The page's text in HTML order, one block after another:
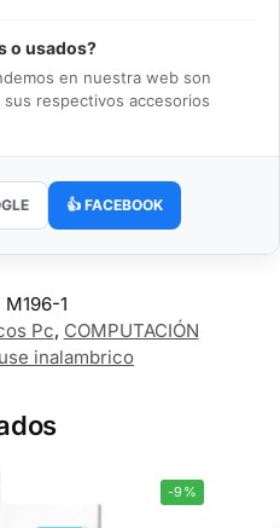
o usados?
en nuestra web son
respectivos accesorios
👍 FACEBOOK
M196-1
Pc, COMPUTACIÓN
inalambrico
-9%